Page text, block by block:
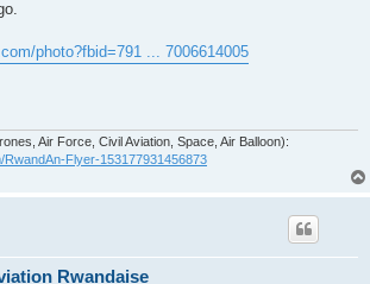
photo?fbid=791 ... 7006614005
Air Force, Civil Aviation, Space, Air Balloon):
Flyer-153177931456873
Rwandaise